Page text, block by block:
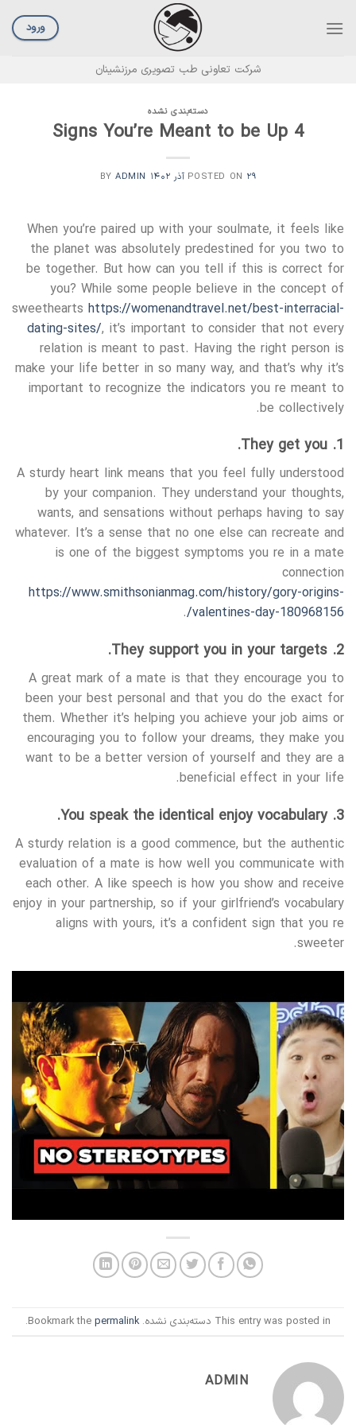
ورود
شرکت تعاونی طب تصویری مرزنشینان
دسته‌بندی نشده
4 Signs You’re Meant to be Up
POSTED ON ۲۹ آذر ۱۴۰۲ ADMIN
When you’re paired up with your soulmate, it feels like
the planet was absolutely predestined for you two to
be together. But how can you tell if this is correct for
you? While some people believe in the concept of
sweethearts https://womenandtravel.net/best-interracial-
dating-sites/, it’s important to consider that not every
relation is meant to past. Having the right person is
make your life better in so many way, and that’s why it’s
important to recognize the indicators you re meant to
be collectively.
1. They get you.
A sturdy heart link means that you feel fully understood
by your companion. They understand your thoughts,
wants, and sensations without perhaps having to say
whatever. It’s a sense that no one else can recreate and
is one of the biggest symptoms you re in a mate
connection
https://www.smithsonianmag.com/history/gory-origins-
valentines-day-180968156/
.
2. They support you in your targets.
A great mark of a mate is that they encourage you to
been your best personal and that you do the exact for
them. Whether it’s helping you achieve your job aims or
encouraging you to follow your dreams, they make you
want to be a better version of yourself and they are a
beneficial effect in your life.
3. You speak the identical enjoy vocabulary.
A sturdy relation is a good commence, but the authentic
evaluation of a mate is how well you communicate with
each other. A like speech is how you show and receive
enjoy in your partnership, so if your girlfriend’s vocabulary
aligns with yours, it’s a confident sign that you re
sweeter.
This entry was posted in دسته‌بندی نشده. Bookmark the permalink
.
ADMIN